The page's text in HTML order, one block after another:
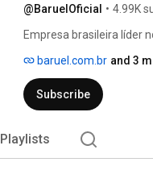
@BaruelOficial • 4.99K
Empresa brasileira líder
baruel.com.br and 3
Subscribe
Playlists